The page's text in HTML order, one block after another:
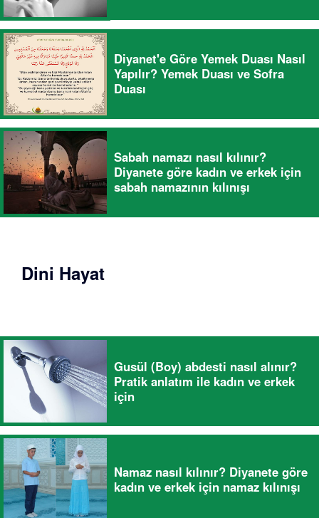
Diyanet'e Göre Yemek Duası Nasıl
Yapılır? Yemek Duası ve Sofra
Duası
Sabah namazı nasıl kılınır?
Diyanete göre kadın ve erkek için
sabah namazının kılınışı
Dini Hayat
Gusül (Boy) abdesti nasıl alınır?
Pratik anlatım ile kadın ve erkek
için
Namaz nasıl kılınır? Diyanete göre
kadın ve erkek için namaz kılınışı